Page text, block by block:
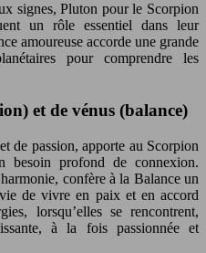
signes, Pluton pour le Scorpion
un rôle essentiel dans leur
amoureuse accorde une grande
pour comprendre les
et de vénus (balance)
de passion, apporte au Scorpion
besoin profond de connexion.
confère à la Balance un
de vivre en paix et en accord
lorsqu’elles se rencontrent,
à la fois passionnée et